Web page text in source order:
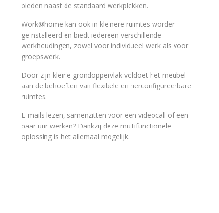
bieden naast de standaard werkplekken.
Work@home kan ook in kleinere ruimtes worden
geïnstalleerd en biedt iedereen verschillende
werkhoudingen, zowel voor individueel werk als voor
groepswerk.
Door zijn kleine grondoppervlak voldoet het meubel
aan de behoeften van flexibele en herconfigureerbare
ruimtes.
E-mails lezen, samenzitten voor een videocall of een
paar uur werken? Dankzij deze multifunctionele
oplossing is het allemaal mogelijk.